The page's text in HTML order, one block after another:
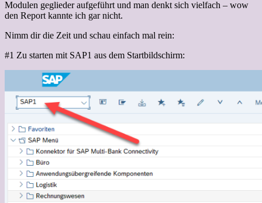
Modulen geglieder aufgeführt und man denkt sich vielfach – wow
den Report kannte ich gar nicht.
Nimm dir die Zeit und schau einfach mal rein:
#1 Zu starten mit SAP1 aus dem Startbildschirm: